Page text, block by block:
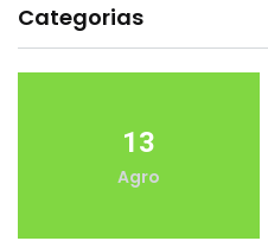
Categorias
13
Agro